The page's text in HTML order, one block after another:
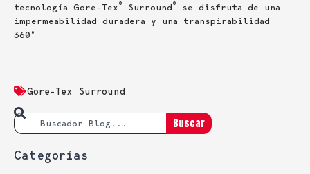
tecnología Gore-Tex® Surround®
se disfruta de una
impermeabilidad duradera y una transpirabilidad
360º
Gore-Tex Surround
Buscar
Categorías